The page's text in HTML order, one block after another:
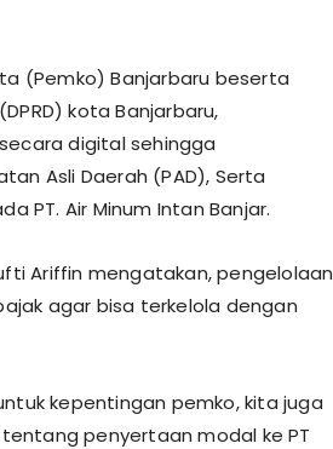
(Pemko) Banjarbaru beserta
kota Banjarbaru,
digital sehingga
Asli Daerah (PAD), Serta
PT. Air Minum Intan Banjar.
Ariffin mengatakan, pengelolaan
agar bisa terkelola dengan
kepentingan pemko, kita juga
penyertaan modal ke PT